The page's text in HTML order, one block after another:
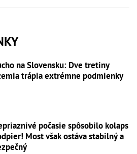
na Slovensku: Dve tretiny
trápia extrémne podmienky
počasie spôsobilo kolaps
Most však ostáva stabilný a